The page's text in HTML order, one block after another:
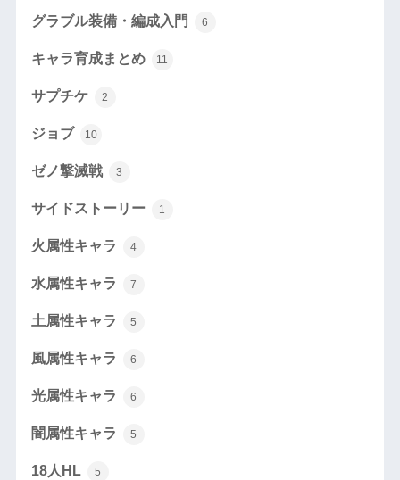
グラブル装備・編成入門 6
キャラ育成まとめ 11
サプチケ 2
ジョブ 10
ゼノ撃滅戦 3
サイドストーリー 1
火属性キャラ 4
水属性キャラ 7
土属性キャラ 5
風属性キャラ 6
光属性キャラ 6
闇属性キャラ 5
18人HL 5